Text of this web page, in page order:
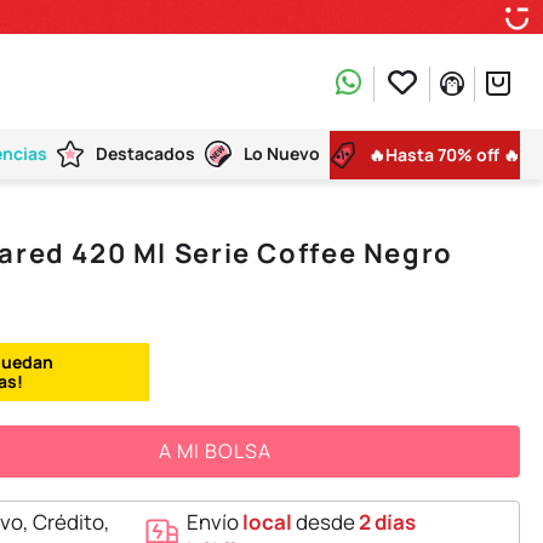
Destacados Lo Nuevo 🔥Hasta 70% off 🔥
420 Ml Serie Coffee Negro
A MI BOLSA
Crédito,
Envíolocaldesde2 días